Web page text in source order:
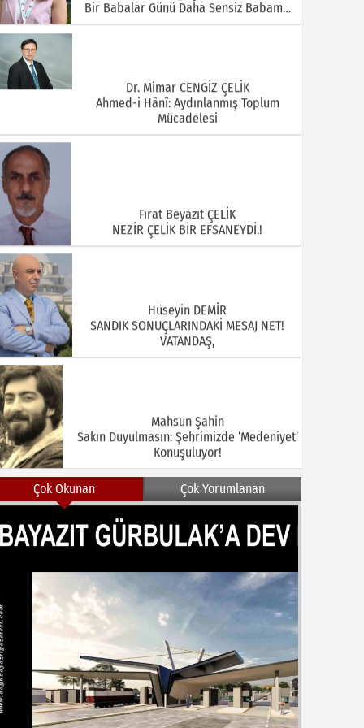
Bir Babalar Günü Daha Sensiz Babam…
Dr. Mimar CENGİZ ÇELİK
Ahmed-i Hânî: Aydınlanmış Toplum
Mücadelesi
Fırat Beyazıt ÇELİK
NEZİR ÇELİK BİR EFSANEYDİ.!
Hüseyin DEMİR
SANDIK SONUÇLARINDAKİ MESAJ NET!
VATANDAŞ,
Mahsun Şahin
Sakın Duyulmasın: Şehrimizde ‘Medeniyet’
Konuşuluyor!
MEHMET KOÇ
DOĞUBAYAZIT ASLINDA BİR İNANÇ
NEZİR ÇELİK
DOĞUBAYAZIT’TA KUŞLAR VE İNSANLAR
Çok Okunan Çok Yorumlanan